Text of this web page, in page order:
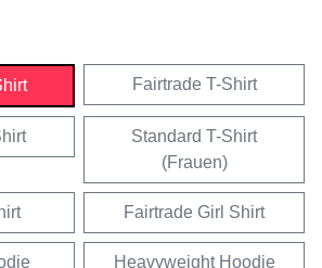
Fairtrade T-Shirt
Standard T-Shirt
(Frauen)
Fairtrade Girl Shirt
Heavyweight Hoodie